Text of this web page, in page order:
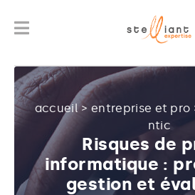
accueil> entreprise et pro
ntic
Risques de
informatique :
gestion et